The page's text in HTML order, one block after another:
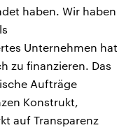
haben. Wir haben
Unternehmen hat
zu finanzieren. Das
Aufträge
Konstrukt,
auf Transparenz